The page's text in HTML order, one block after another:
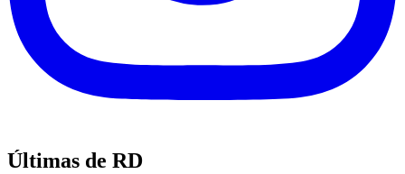
Últimas de RD